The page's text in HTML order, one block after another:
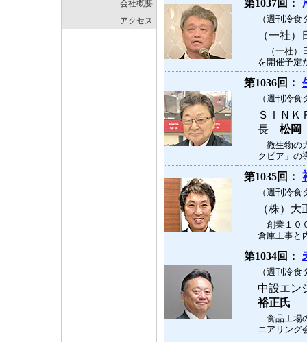
会社概要
アクセス
第1037回：
（週刊冷
（一社
（一社）
を開催予定
第1036回：
（週刊冷
ＳＩＮＫ
長 松岡
微生物の
クピア」の
第1035回：
（週刊冷
（株）
創業１０
倉庫工事と
第1034回：
（週刊冷
中設エ
裕正氏
食品工場
ニアリング